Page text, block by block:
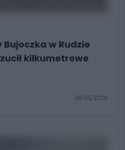
Bujoczka w Rudzie
kilkumetrowe
08/05/2026